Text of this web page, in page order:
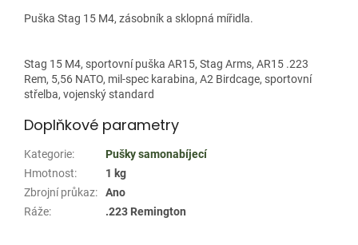
Puška Stag 15 M4, zásobník a sklopná mířidla.
Stag 15 M4, sportovní puška AR15, Stag Arms, AR15 .223
Rem, 5,56 NATO, mil-spec karabina, A2 Birdcage, sportovní
střelba, vojenský standard
Doplňkové parametry
Kategorie:
Pušky samonabíjecí
Hmotnost:
1 kg
Zbrojní průkaz:
Ano
Ráže: .223 Remington